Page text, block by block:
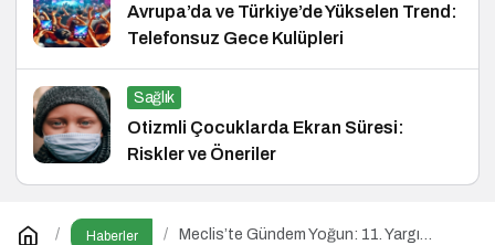
Avrupa’da ve Türkiye’de Yükselen Trend:
Telefonsuz Gece Kulüpleri
Sağlık
Otizmli Çocuklarda Ekran Süresi:
Riskler ve Öneriler
Haberler
Meclis’te Gündem Yoğun: 11. Yargı